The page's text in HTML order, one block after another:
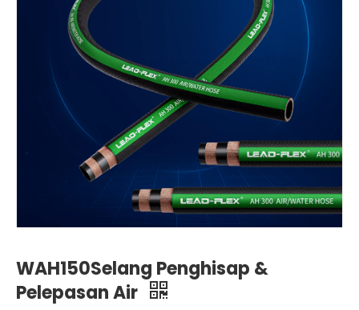
WAH150Selang Penghisap &
Pelepasan Air